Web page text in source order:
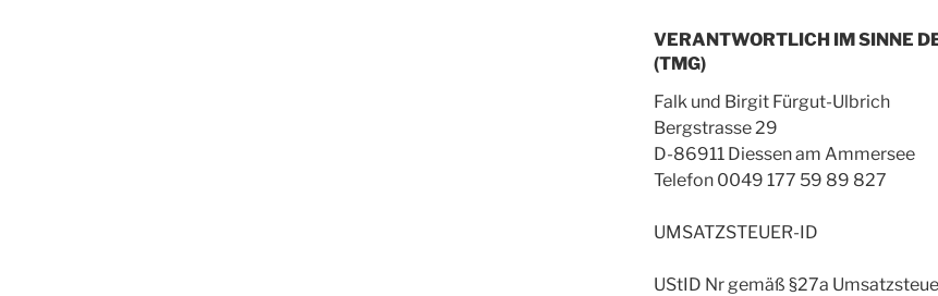
VERANTWORTLICH IM SINNE
(TMG)
Falk und Birgit Fürgut-Ulbrich
Bergstrasse 29
D-86911 Diessen am Ammersee
Telefon 0049 177 59 89 827
UMSATZSTEUER-ID
UStID Nr gemäß §27a